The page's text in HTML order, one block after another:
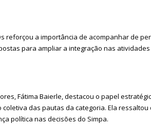
reforçou a importância de acompanhar de
para ampliar a integração nas
Fátima Baierle, destacou o papel
das pautas da categoria. Ela
política nas decisões do Simpa.